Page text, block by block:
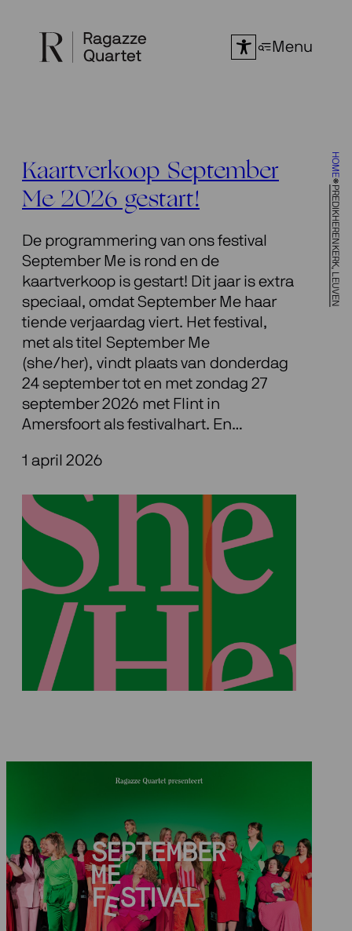
HOME
PREDIKHERENKERK, LEUVEN
Menu
Kaartverkoop September
Me 2026 gestart!
De programmering van ons festival
September Me is rond en de
kaartverkoop is gestart! Dit jaar is extra
speciaal, omdat September Me haar
tiende verjaardag viert. Het festival,
met als titel September Me
(she/her), vindt plaats van donderdag
24 september tot en met zondag 27
september 2026 met Flint in
Amersfoort als festivalhart. En…
1 april 2026